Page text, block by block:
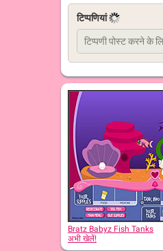
टिप्पणियां
Bratz Babyz Fish Tanks
अभी खेलें!